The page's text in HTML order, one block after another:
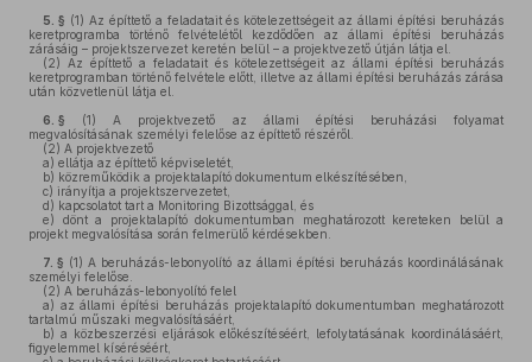
5. § (1) Az építtető a feladatait és kötelezettségeit az állami építési beruházás
keretprogramba történő felvételétől kezdődően az állami építési beruházás
zárásáig – projektszervezet keretén belül – a projektvezető útján látja el.
(2) Az építtető a feladatait és kötelezettségeit az állami építési beruházás
keretprogramban történő felvétele előtt, illetve az állami építési beruházás zárása
után közvetlenül látja el.
6. § (1) A projektvezető az állami építési beruházási folyamat
megvalósításának személyi felelőse az építtető részéről.
(2) A projektvezető
a) ellátja az építtető képviseletét,
b) közreműködik a projektalapító dokumentum elkészítésében,
c) irányítja a projektszervezetet,
d) kapcsolatot tart a Monitoring Bizottsággal, és
e) dönt a projektalapító dokumentumban meghatározott kereteken belül a
projekt megvalósítása során felmerülő kérdésekben.
7. § (1) A beruházás-lebonyolító az állami építési beruházás koordinálásának
személyi felelőse.
(2) A beruházás-lebonyolító felel
a) az állami építési beruházás projektalapító dokumentumban meghatározott
tartalmú műszaki megvalósításáért,
b) a közbeszerzési eljárások előkészítéséért, lefolytatásának koordinálásáért,
figyelemmel kíséréséért,